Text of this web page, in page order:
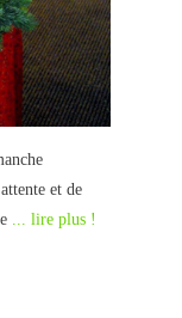
et de
... lire plus !